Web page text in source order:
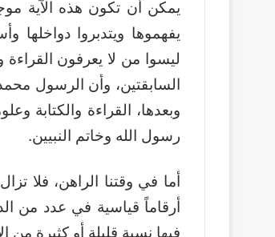
يمكن أن تكون هذه الآية
يفهموها ويتدبروا دواخلها
ليسوا من لا يعرفون القراءة
السابقتين، وأن الرسول
وبعدها، القراءة والكتابة
رسول الله وخاتم النبيين.
أما في وقتنا الراهن، فلا
أرقاماً قياسية في عدد من
فيها نسبة قليلة أو كثيرة